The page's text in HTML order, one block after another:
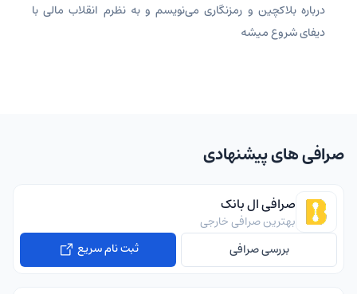
درباره بلاکچین و رمزنگاری می‌نویسم و به نظرم انقلاب مالی با
دیفای شروع میشه
صرافی های پیشنهادی
صرافی ال بانک
بهترین صرافی خارجی
بررسی صرافی
ثبت نام سریع